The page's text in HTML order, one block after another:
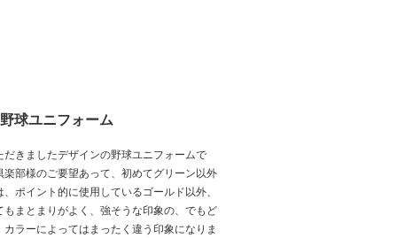
球ユニフォーム
きましたデザインの野球ユニフォームで
部様のご要望あって、初めてグリーン以外
ポイント的に使用しているゴールド以外、
まとまりがよく、強そうな印象の、でもど
ラーによってはまったく違う印象になりま